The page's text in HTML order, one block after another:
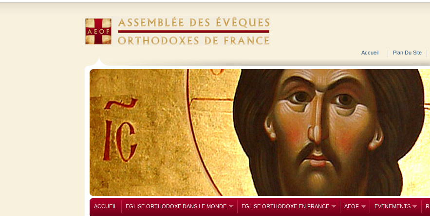
Plan Du Site
Accueil
ACCUEIL EGLISE ORTHODOXE DANS LE MONDE EGLISE ORTHODOXE EN FRANCE AEOF EVENEMENTS